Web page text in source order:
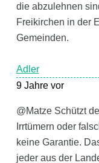
die abzulehnen
Freikirchen in der
Gemeinden.
Adler
9 Jahre vor
@Matze Schützt
Irrtümern oder
keine Garantie.
jeder aus der